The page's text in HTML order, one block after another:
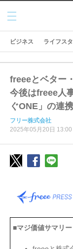
メニ
ュー
ビジネス ライフス
freeeとベター
今後はfreee人
ぐONE」の連
フリー株式会社
2025年05月20日 13:00
■マジ価値サマリ